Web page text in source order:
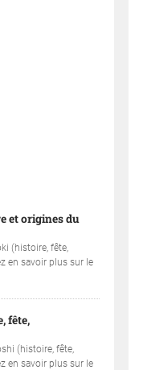
et origines du
(histoire, fête,
en savoir plus sur le
fête,
(histoire, fête,
en savoir plus sur le